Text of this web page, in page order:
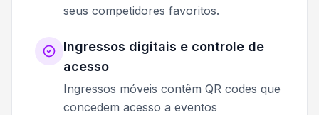
seus competidores favoritos.
Ingressos digitais e controle de
acesso
Ingressos móveis contêm QR codes que
concedem acesso a eventos